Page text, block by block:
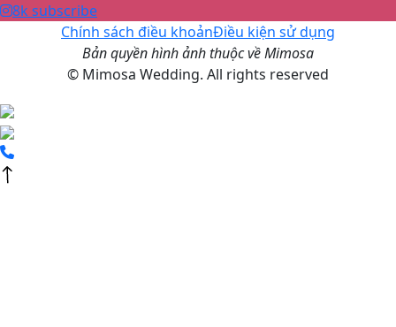
8k subscribe
Chính sách điều khoảnĐiều kiện sử dụng
Bản quyền hình ảnh thuộc về Mimosa
© Mimosa Wedding. All rights reserved